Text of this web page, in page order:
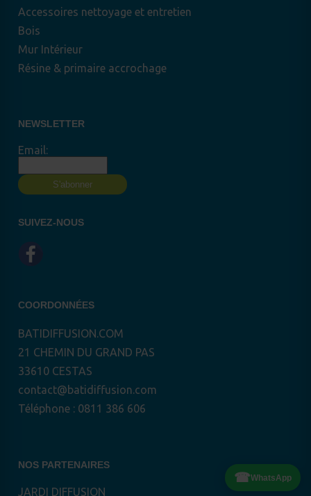
Accessoires nettoyage et entretien
Bois
Mur Intérieur
Résine & primaire accrochage
NEWSLETTER
Email:
SUIVEZ-NOUS
COORDONNÉES
BATIDIFFUSION.COM
21 CHEMIN DU GRAND PAS
33610 CESTAS
contact@batidiffusion.com
Téléphone : 0811 386 606
NOS PARTENAIRES
JARDI DIFFUSION
☎WhatsApp